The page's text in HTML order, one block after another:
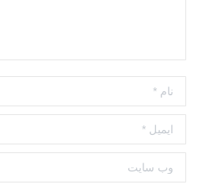
نام *
ایمیل *
وب سایت